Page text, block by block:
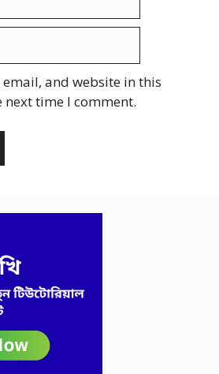
email, and website in this
next time I comment.